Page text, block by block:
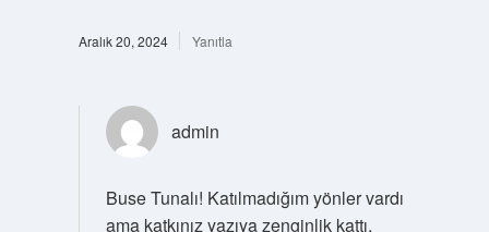
Aralık 20, 2024 Yanıtla
admin
Buse Tunalı! Katılmadığım yönler vardı
ama katkınız yazıya zenginlik kattı,